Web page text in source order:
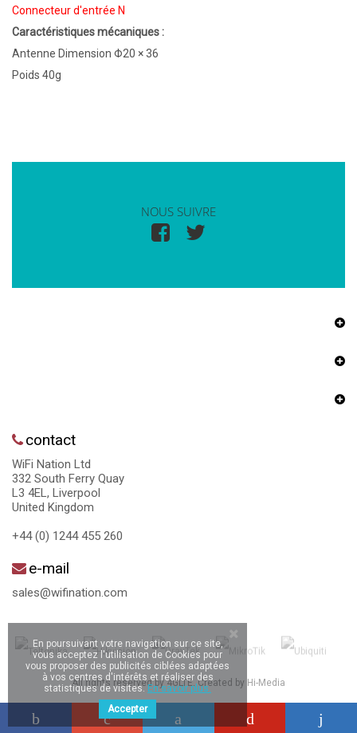
Connecteur d'entrée N
Caractéristiques mécaniques :
Antenne Dimension Φ20 × 36
Poids 40g
NOUS SUIVRE
contact
WiFi Nation Ltd
332 South Ferry Quay
L3 4EL, Liverpool
United Kingdom
+44 (0) 1244 455 260
e-mail
sales@wifination.com
All rights reserved by 4GLTE. Created by Hi-Media
En poursuivant votre navigation sur ce site,
vous acceptez l'utilisation de Cookies pour
vous proposer des publicités ciblées adaptées
à vos centres d'intérêts et réaliser des
statistiques de visites.En savoir plus.
Accepter